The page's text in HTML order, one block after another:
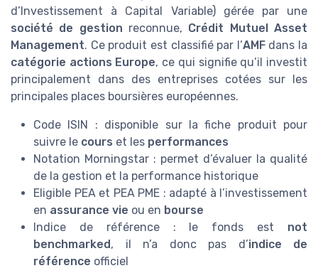
d’Investissement à Capital Variable) gérée par une
société de gestion reconnue, Crédit Mutuel Asset
Management. Ce produit est classifié par l’AMFdans la
catégorie actions Europe, ce qui signifie qu’il investit
principalement dans des entreprises cotées sur les
principales places boursières européennes.
Code ISIN : disponible sur la fiche produit pour
suivre le cours et les performances
Notation Morningstar : permet d’évaluer la qualité
de la gestion et la performance historique
Eligible PEA et PEA PME : adapté à l’investissement
en assurance vie ou en bourse
Indice de référence : le fonds est not
benchmarked, il n’a donc pas d’indice de
référence officiel